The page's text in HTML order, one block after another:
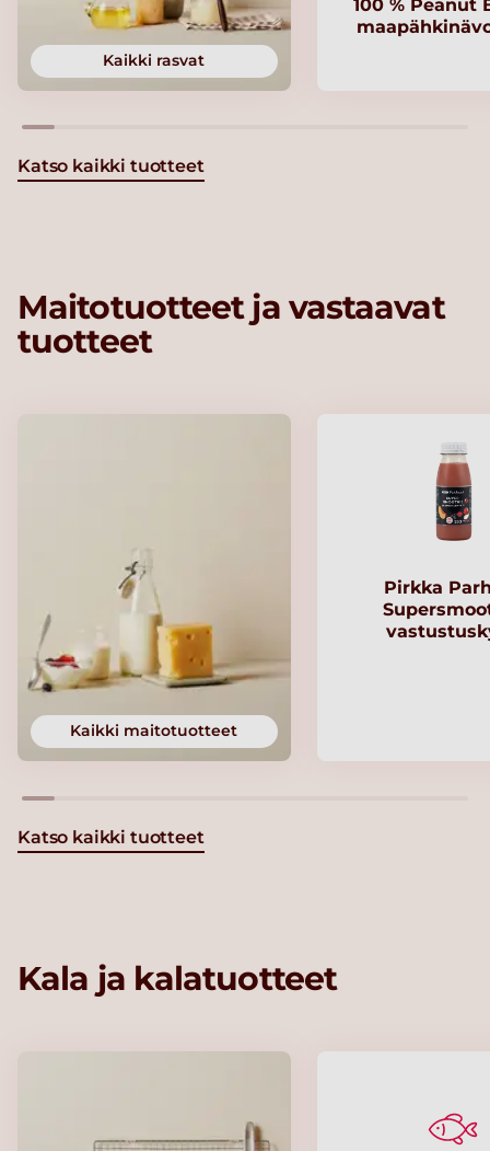
Kaikki rasvat
100 % Peanut
Katso kaikki tuotteet
Maitotuotteet ja vastaavat
tuotteet
Kaikki maitotuotteet
Pirkka
Katso kaikki tuotteet
Kala ja kalatuotteet